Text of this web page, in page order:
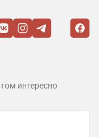
интересно